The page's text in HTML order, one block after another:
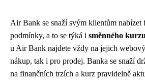
Air Bank se snaží svým klientům nabízet
podmínky, a to se týká i směnného
u Air Bank najdete vždy na jejich
nákup, tak i pro prodej. Banka se snaží
na finančních trzích a kurz pravidelně